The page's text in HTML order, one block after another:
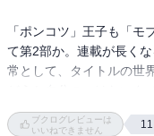
「ポンコツ」王子も「
て第2部か。連載が長く
常として、タイトルの世
ブクログレビューは
いいねできません
11